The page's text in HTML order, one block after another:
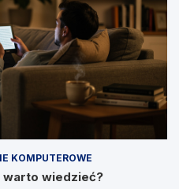
KOMPUTEROWE
warto wiedzieć?